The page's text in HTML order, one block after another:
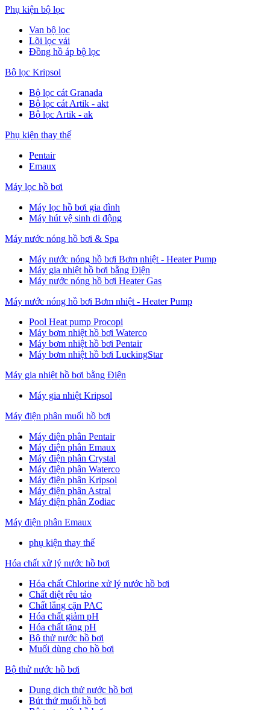
Phụ kiện bộ lọc
Van bộ lọc
Lõi lọc vải
Đồng hồ áp bộ lọc
Bộ lọc Kripsol
Bộ lọc cát Granada
Bộ lọc cát Artik - akt
Bộ lọc Artik - ak
Phụ kiện thay thế
Pentair
Emaux
Máy lọc hồ bơi
Máy lọc hồ bơi gia đình
Máy hút vệ sinh di động
Máy nước nóng hồ bơi & Spa
Máy nước nóng hồ bơi Bơm nhiệt - Heater Pump
Máy gia nhiệt hồ bơi bằng Điện
Máy nước nóng hồ bơi Heater Gas
Máy nước nóng hồ bơi Bơm nhiệt - Heater Pump
Pool Heat pump Procopi
Máy bơm nhiệt hồ bơi Waterco
Máy bơm nhiệt hồ bơi Pentair
Máy bơm nhiệt hồ bơi LuckingStar
Máy gia nhiệt hồ bơi bằng Điện
Máy gia nhiệt Kripsol
Máy điện phân muối hồ bơi
Máy điện phân Pentair
Máy điện phân Emaux
Máy điện phân Crystal
Máy điện phân Waterco
Máy điện phân Kripsol
Máy điện phân Astral
Máy điện phân Zodiac
Máy điện phân Emaux
phụ kiện thay thế
Hóa chất xử lý nước hồ bơi
Hóa chất Chlorine xử lý nước hồ bơi
Chất diệt rêu tảo
Chất lắng cặn PAC
Hóa chất giảm pH
Hóa chất tăng pH
Bộ thử nước hồ bơi
Muối dùng cho hồ bơi
Bộ thử nước hồ bơi
Dung dịch thử nước hồ bơi
Bút thử muối hồ bơi